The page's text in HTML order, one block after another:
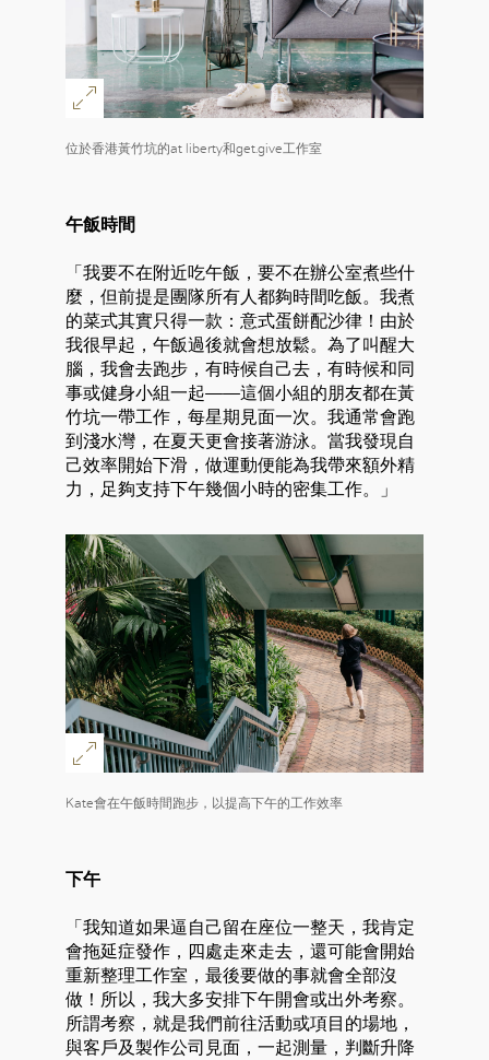
位於香港黃竹坑的at liberty和get.give工作室
午飯時間
「我要不在附近吃午飯，要不在辦公室煮些什
麼，但前提是團隊所有人都夠時間吃飯。我煮
的菜式其實只得一款：意式蛋餅配沙律！由於
我很早起，午飯過後就會想放鬆。為了叫醒大
腦，我會去跑步，有時候自己去，有時候和同
事或健身小組一起——這個小組的朋友都在黃
竹坑一帶工作，每星期見面一次。我通常會跑
到淺水灣，在夏天更會接著游泳。當我發現自
己效率開始下滑，做運動便能為我帶來額外精
力，足夠支持下午幾個小時的密集工作。」
Kate會在午飯時間跑步，以提高下午的工作效率
下午
「我知道如果逼自己留在座位一整天，我肯定
會拖延症發作，四處走來走去，還可能會開始
重新整理工作室，最後要做的事就會全部沒
做！所以，我大多安排下午開會或出外考察。
所謂考察，就是我們前往活動或項目的場地，
與客戶及製作公司見面，一起測量，判斷升降
好